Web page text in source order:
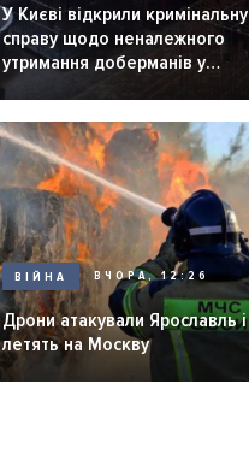
У Києві відкрили кримінальну
справу щодо неналежного
утримання доберманів у
розпліднику
ВІЙНА ВЧОРА, 12:26
Дрони атакували Ярославль і
летять на Москву